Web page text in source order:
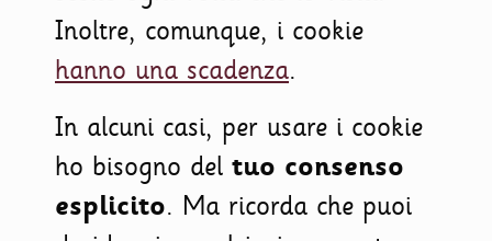
Inoltre, comunque, i cookie
hanno una scadenza.
In alcuni casi, per usare i cookie
ho bisogno del tuo consenso
esplicito. Ma ricorda che puoi